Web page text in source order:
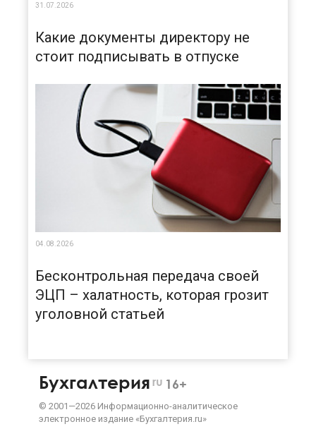
31.07.2026
Какие документы директору не
стоит подписывать в отпуске
04.08.2026
Бесконтрольная передача своей
ЭЦП – халатность, которая грозит
уголовной статьей
Бухгалтерия ru 16+
© 2001—2026 Информационно-аналитическое
электронное издание «Бухгалтерия.ru»